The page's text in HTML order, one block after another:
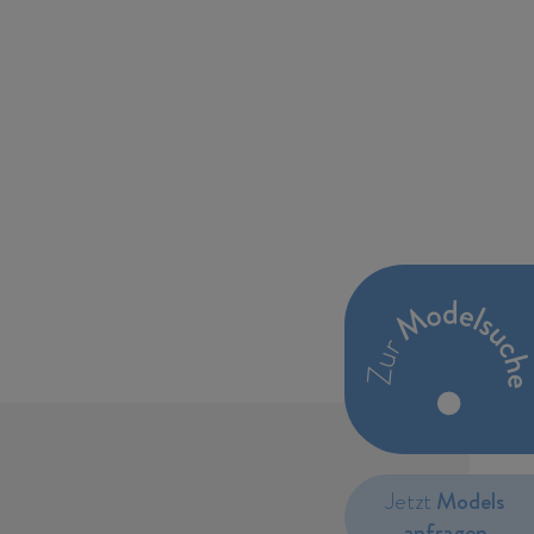
Jetzt Models